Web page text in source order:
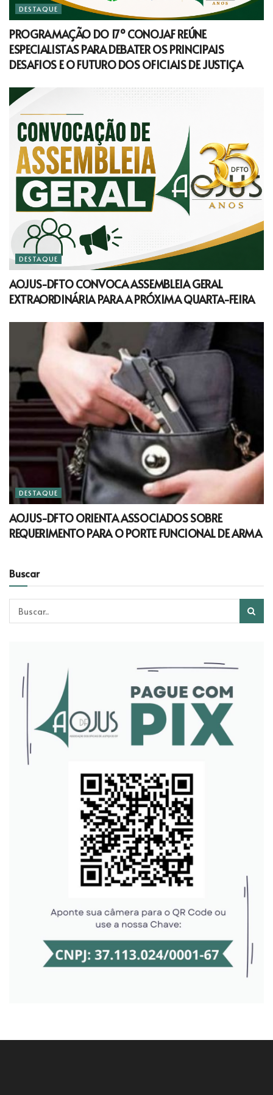
DESTAQUE
PROGRAMAÇÃO DO 17º CONOJAF REÚNE
ESPECIALISTAS PARA DEBATER OS PRINCIPAIS
DESAFIOS E O FUTURO DOS OFICIAIS DE JUSTIÇA
DESTAQUE
AOJUS-DFTO CONVOCA ASSEMBLEIA GERAL
EXTRAORDINÁRIA PARA A PRÓXIMA QUARTA-FEIRA
DESTAQUE
AOJUS-DFTO ORIENTA ASSOCIADOS SOBRE
REQUERIMENTO PARA O PORTE FUNCIONAL DE ARMA
Buscar